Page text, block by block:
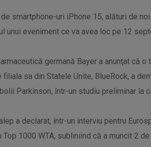
smartphone-uri iPhone 15, alături de
unui eveniment ce va avea loc pe 12
germană Bayer a anunţat că
sa din Statele Unite, BlueRock, a
Parkinson, într-un studiu preliminar la
a declarat, într-un interviu pentru
Top 1000 WTA, subliniind că a muncit 2